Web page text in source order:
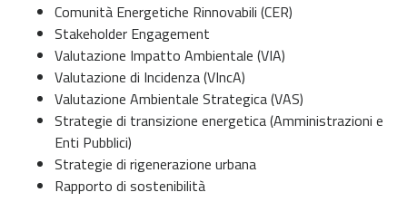
Comunità Energetiche Rinnovabili (CER)
Stakeholder Engagement
Valutazione Impatto Ambientale (VIA)
Valutazione di Incidenza (VIncA)
Valutazione Ambientale Strategica (VAS)
Strategie di transizione energetica (Amministrazioni e
Enti Pubblici)
Strategie di rigenerazione urbana
Rapporto di sostenibilità